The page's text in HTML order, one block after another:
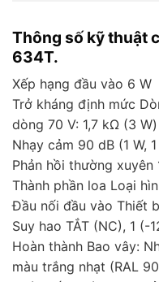
Thông số kỹ thuật
634T.
Xếp hạng đầu vào 6 W
Trở kháng định mức
dòng 70 V: 1,7 kΩ (3 W)
Nhạy cảm 90 dB (1 W,
Phản hồi thường xuyên
Thành phần loa Loại
Đầu nối đầu vào Thiết
Suy hao TẮT (NC), 1 (-
Hoàn thành Bao vây:
màu trắng nhạt (RAL